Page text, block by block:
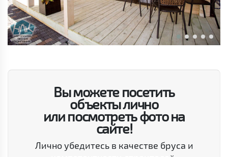
Вы можете посетить
объекты лично
или посмотреть фото на
сайте!
Лично убедитесь в качестве бруса и